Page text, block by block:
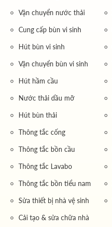
Vận chuyển nước thải
Cung cấp bùn vi sinh
Hút bùn vi sinh
Vận chuyển bùn vi sinh
Hút hầm cầu
Nước thải dầu mỡ
Hút bùn thải
Thông tắc cống
Thông tắc bồn cầu
Thông tắc Lavabo
Thông tắc bồn tiểu nam
Sửa thiết bị nhà vệ sinh
Cải tạo & sửa chữa nhà